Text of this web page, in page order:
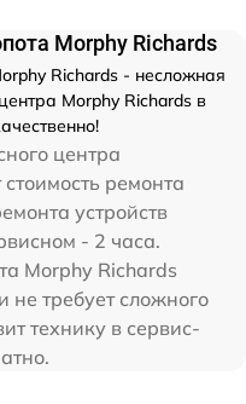
Morphy Richards
Richards - несложная
Morphy Richards в
центра
ремонта
устройств
- 2 часа.
Morphy Richards
не требует сложного
технику в сервис-